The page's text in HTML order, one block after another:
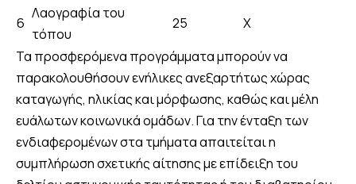
6
Λαογραφία του
τόπου
25
Χ
Τα προσφερόμενα προγράμματα μπορούν να
παρακολουθήσουν ενήλικες ανεξαρτήτως χώρας
καταγωγής, ηλικίας και μόρφωσης, καθώς και μέλη
ευάλωτων κοινωνικά ομάδων. Για την ένταξη των
ενδιαφερομένων στα τμήματα απαιτείται η
συμπλήρωση σχετικής αίτησης με επίδειξη του